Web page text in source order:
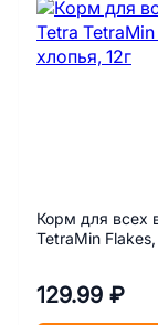
Корм для всех
TetraMin
129.99 ₽